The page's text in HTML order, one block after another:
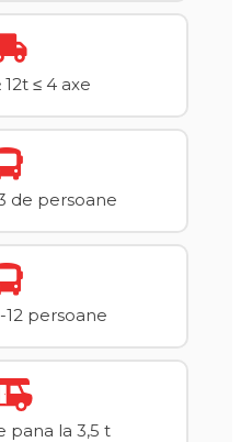
≤ 4 axe
de persoane
persoane
pana la 3,5 t